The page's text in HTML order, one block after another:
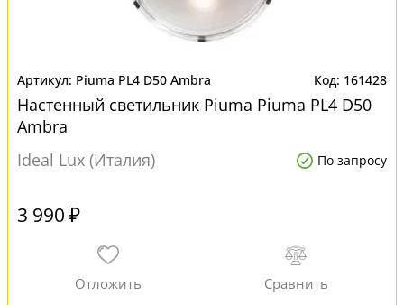
Piuma PL4 D50 Ambra 161428
Настенный светильник Piuma Piuma PL4 D50
Ambra
Ideal Lux (Италия)
По запросу
3 990 ₽